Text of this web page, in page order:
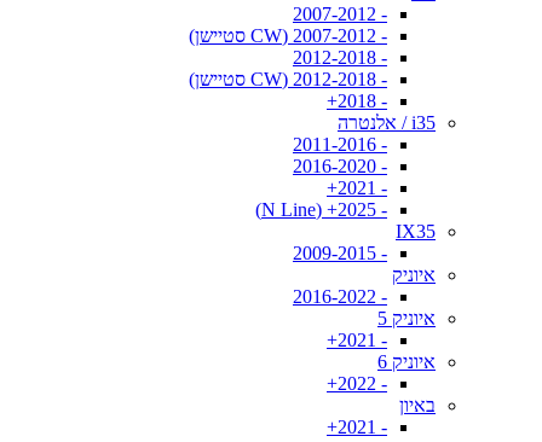
- 2007-2012
- 2007-2012 (CW סטיישן)
- 2012-2018
- 2012-2018 (CW סטיישן)
- 2018+
i35 / אלנטרה
- 2011-2016
- 2016-2020
- 2021+
- 2025+ (N Line)
IX35
- 2009-2015
איוניק
- 2016-2022
איוניק 5
- 2021+
איוניק 6
- 2022+
באיון
- 2021+